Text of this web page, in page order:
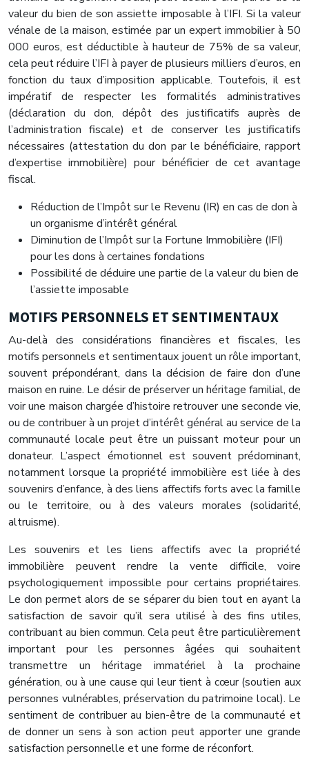
valeur du bien de son assiette imposable à l’IFI. Si la valeur
vénale de la maison, estimée par un expert immobilier à 50
000 euros, est déductible à hauteur de 75% de sa valeur,
cela peut réduire l’IFI à payer de plusieurs milliers d’euros, en
fonction du taux d’imposition applicable. Toutefois, il est
impératif de respecter les formalités administratives
(déclaration du don, dépôt des justificatifs auprès de
l’administration fiscale) et de conserver les justificatifs
nécessaires (attestation du don par le bénéficiaire, rapport
d’expertise immobilière) pour bénéficier de cet avantage
fiscal.
Réduction de l’Impôt sur le Revenu (IR) en cas de don à
un organisme d’intérêt général
Diminution de l’Impôt sur la Fortune Immobilière (IFI)
pour les dons à certaines fondations
Possibilité de déduire une partie de la valeur du bien de
l’assiette imposable
MOTIFS PERSONNELS ET SENTIMENTAUX
Au-delà des considérations financières et fiscales, les
motifs personnels et sentimentaux jouent un rôle important,
souvent prépondérant, dans la décision de faire don d’une
maison en ruine. Le désir de préserver un héritage familial, de
voir une maison chargée d’histoire retrouver une seconde vie,
ou de contribuer à un projet d’intérêt général au service de la
communauté locale peut être un puissant moteur pour un
donateur. L’aspect émotionnel est souvent prédominant,
notamment lorsque la propriété immobilière est liée à des
souvenirs d’enfance, à des liens affectifs forts avec la famille
ou le territoire, ou à des valeurs morales (solidarité,
altruisme).
Les souvenirs et les liens affectifs avec la propriété
immobilière peuvent rendre la vente difficile, voire
psychologiquement impossible pour certains propriétaires.
Le don permet alors de se séparer du bien tout en ayant la
satisfaction de savoir qu’il sera utilisé à des fins utiles,
contribuant au bien commun. Cela peut être particulièrement
important pour les personnes âgées qui souhaitent
transmettre un héritage immatériel à la prochaine
génération, ou à une cause qui leur tient à cœur (soutien aux
personnes vulnérables, préservation du patrimoine local). Le
sentiment de contribuer au bien-être de la communauté et
de donner un sens à son action peut apporter une grande
satisfaction personnelle et une forme de réconfort.